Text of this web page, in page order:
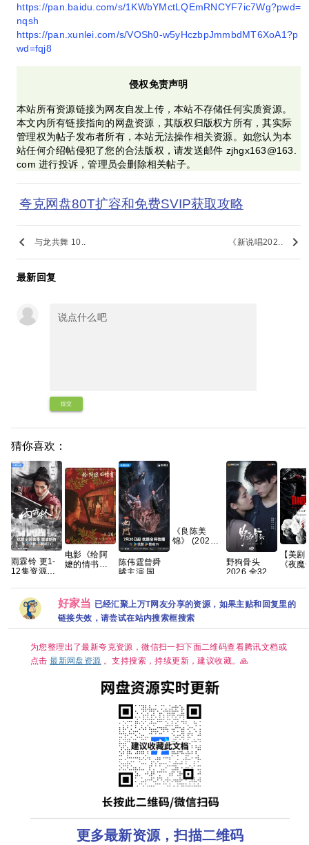
https://pan.baidu.com/s/1KWbYMctLQEmRNCYF7ic7Wg?pwd=
nqsh
https://pan.xunlei.com/s/VOSh0-w5yHczbpJmmbdMT6XoA1?p
wd=fqj8
侵权免责声明
本站所有资源链接为网友自发上传，本站不存储任何实质资源。
本文内所有链接指向的网盘资源，其版权归版权方所有，其实际
管理权为帖子发布者所有，本站无法操作相关资源。如您认为本
站任何介绍帖侵犯了您的合法版权，请发送邮件 zjhgx163@163.
com 进行投诉，管理员会删除相关帖子。
夸克网盘80T扩容和免费SVIP获取攻略
keyboard_arrow_left 与龙共舞 10.. 《新说唱202.. keyboard_arrow_right
最新回复
提交
猜你喜欢：
雨霖铃 更1-
12集资源
电影《给阿
嬷的情书》
陈伟霆曾舜
晞主演 国剧
4K全集网盘
资源分享
《良陈美
锦》 (2026)
野狗骨头
2026 全32集
1080P高清
资源分享
【美剧
《夜魔
克斯 文
2026/
作/科
犯罪/
好家当 已经汇聚上万T网友分享的资源，如果主贴和回复里的
链接失效，请尝试在站内搜索框搜索
为您整理出了最新夸克资源，微信扫一扫下面二维码查看腾讯文档或
点击最新网盘资源 。支持搜索，持续更新，建议收藏。🙏
更多最新资源，扫描二维码